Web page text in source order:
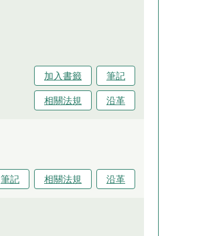
加入書籤
筆記
相關法規
沿革
筆記 相關法規 沿革